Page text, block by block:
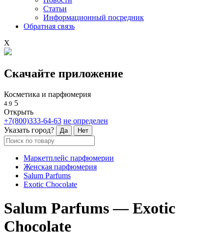
Статьи
Информационный посредник
Обратная связь
X
Скачайте приложение
Косметика и парфюмерия
4.9 5
Открыть
+7(800)333-64-63 не определен
Указать город?
Да Нет
Маркетплейс парфюмерии
Женская парфюмерия
Salum Parfums
Exotic Chocolate
Salum Parfums — Exotic
Chocolate